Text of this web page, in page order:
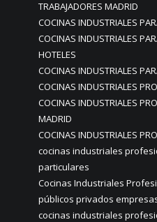
TRABAJADORES MADRID
COCINAS INDUSTRIALES
COCINAS INDUSTRIALES
HOTELES
COCINAS INDUSTRIALES
COCINAS INDUSTRIALES
COCINAS INDUSTRIALES
MADRID
COCINAS INDUSTRIALES
cocinas industriales
particulares
Cocinas Industriales
públicos privados
cocinas industriales